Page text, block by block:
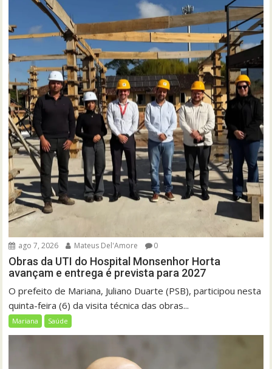
ago 7, 2026 Mateus Del'Amore 0
Obras da UTI do Hospital Monsenhor Horta
avançam e entrega é prevista para 2027
O prefeito de Mariana, Juliano Duarte (PSB), participou nesta
quinta-feira (6) da visita técnica das obras...
Mariana Saúde